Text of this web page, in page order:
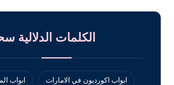
الكلمات الدلالية
ابواب اكورديون في الامارات ابواب